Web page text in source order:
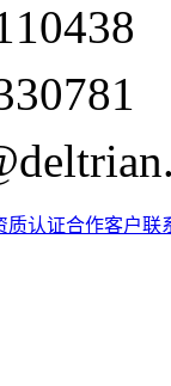
质认证合作客户联